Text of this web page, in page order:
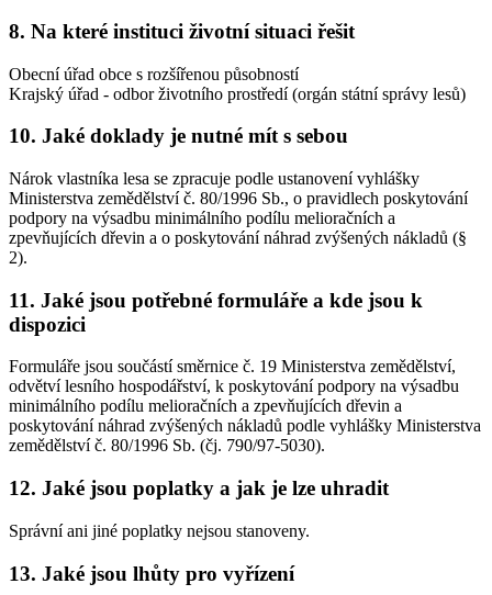
8. Na které instituci životní situaci řešit
Obecní úřad obce s rozšířenou působností
Krajský úřad - odbor životního prostředí (orgán státní správy lesů)
10. Jaké doklady je nutné mít s sebou
Nárok vlastníka lesa se zpracuje podle ustanovení vyhlášky
Ministerstva zemědělství č. 80/1996 Sb., o pravidlech poskytování
podpory na výsadbu minimálního podílu melioračních a
zpevňujících dřevin a o poskytování náhrad zvýšených nákladů (§
2).
11. Jaké jsou potřebné formuláře a kde jsou k
dispozici
Formuláře jsou součástí směrnice č. 19 Ministerstva zemědělství,
odvětví lesního hospodářství, k poskytování podpory na výsadbu
minimálního podílu melioračních a zpevňujících dřevin a
poskytování náhrad zvýšených nákladů podle vyhlášky Ministerstva
zemědělství č. 80/1996 Sb. (čj. 790/97-5030).
12. Jaké jsou poplatky a jak je lze uhradit
Správní ani jiné poplatky nejsou stanoveny.
13. Jaké jsou lhůty pro vyřízení